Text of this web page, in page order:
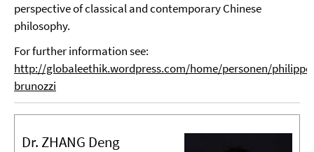
perspective of classical and contemporary Chinese
philosophy.
For further information see:
http://globaleethik.wordpress.com/home/personen/philippe-
brunozzi
Dr. ZHANG Deng